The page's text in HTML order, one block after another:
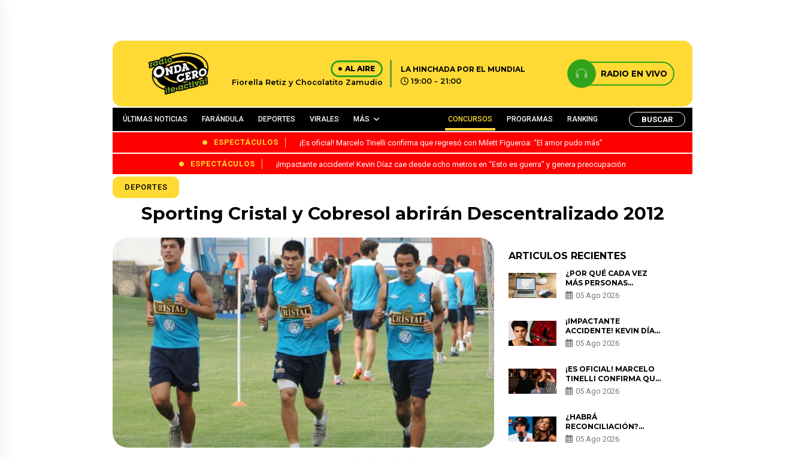
AL AIRE
Fiorella Retiz y Chocolatito Zamudio
LA HINCHADA POR EL MUNDIAL
19:00 - 21:00
RADIO EN VIVO
ÚLTIMAS NOTICIAS FARÁNDULA DEPORTES VIRALES MÁS CONCURSOS PROGRAMAS RANKING BUSCAR
ESPECTÁCULOS ¡Es oficial! Marcelo Tinelli confirma que regresó con Milett Figueroa: “El amor pudo más”
ESPECTÁCULOS ¡Impactante accidente! Kevin Díaz cae desde ocho metros en “Esto es guerra” y genera preocupación
DEPORTES
Sporting Cristal y Cobresol abrirán Descentralizado 2012
ARTICULOS RECIENTES
¿POR QUÉ CADA VEZ
MÁS PERSONAS
UTILIZAN UNA VPN
PARA PROTEGER SU
05 Ago 2026
¡IMPACTANTE
ACCIDENTE! KEVIN DÍAZ
CAE DESDE OCHO
METROS EN “ESTO ES
PREOCUPACIÓN
05 Ago 2026
¡ES OFICIAL! MARCELO
TINELLI CONFIRMA QUE
REGRESÓ CON MILETT
FIGUEROA: “EL AMOR
05 Ago 2026
¿HABRÁ
RECONCILIACIÓN?
MARIO HART ADMITE
QUE PODRÍA VOLVER
05 Ago 2026